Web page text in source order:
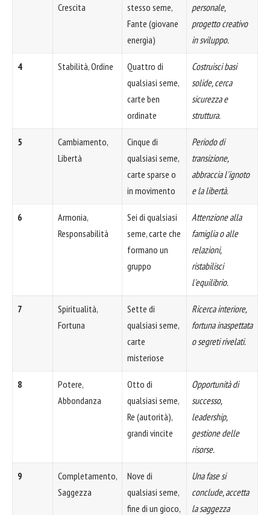
Crescita
stesso seme,
Fante (giovane
energia)
personale,
progetto creativo
in sviluppo.
4 Stabilità, Ordine
Quattro di
qualsiasi seme,
carte ben
ordinate
Costruisci basi
solide, cerca
sicurezza e
struttura.
5
Cambiamento,
Libertà
Cinque di
qualsiasi seme,
carte sparse o
in movimento
Periodo di
transizione,
abbraccia l'ignoto
e la libertà.
6
Armonia,
Responsabilità
Sei di qualsiasi
seme, carte che
formano un
gruppo
Attenzione alla
famiglia o alle
relazioni,
ristabilisci
l'equilibrio.
7
Spiritualità,
Fortuna
Sette di
qualsiasi seme,
carte
misteriose
Ricerca interiore,
fortuna inaspettata
o segreti rivelati.
8
Potere,
Abbondanza
Otto di
qualsiasi seme,
Re (autorità),
grandi vincite
Opportunità di
successo,
leadership,
gestione delle
risorse.
9
Completamento,
Saggezza
Nove di
qualsiasi seme,
fine di un gioco,
Una fase si
conclude, accetta
la saggezza